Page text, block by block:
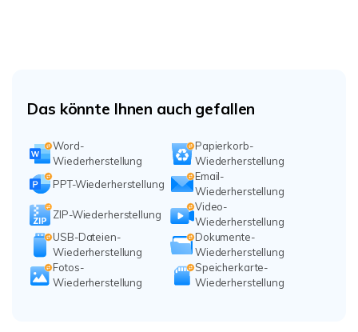
Das könnte Ihnen auch gefallen
Word-
Wiederherstellung
Papierkorb-
Wiederherstellung
PPT-Wiederherstellung
Email-
Wiederherstellung
ZIP-Wiederherstellung
Video-
Wiederherstellung
USB-Dateien-
Wiederherstellung
Dokumente-
Wiederherstellung
Fotos-
Wiederherstellung
Speicherkarte-
Wiederherstellung